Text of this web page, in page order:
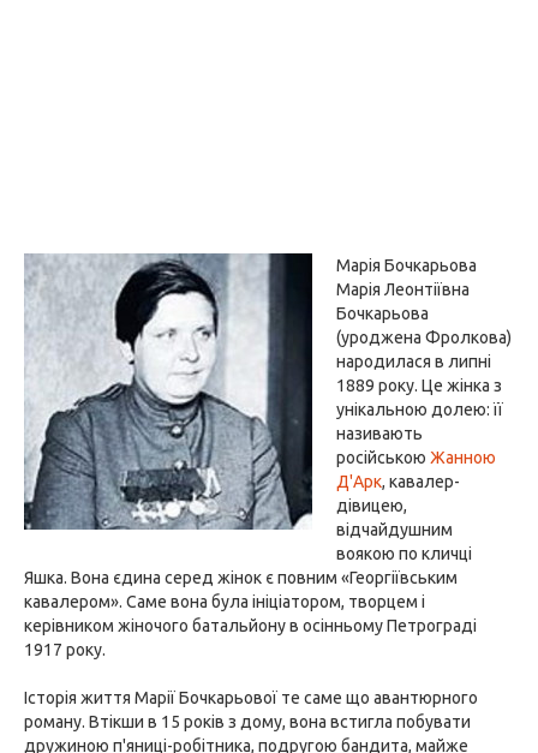
Марія Бочкарьова
Марія Леонтіївна
Бочкарьова
(уроджена Фролкова)
народилася в липні
1889 року. Це жінка з
унікальною долею: її
називають
російською Жанною
Д'Арк, кавалер-
дівицею,
відчайдушним
воякою по кличці
Яшка. Вона єдина серед жінок є повним «Георгіївським
кавалером». Саме вона була ініціатором, творцем і
керівником жіночого батальйону в осінньому Петрограді
1917 року.
Історія життя Марії Бочкарьової те саме що авантюрного
роману. Втікши в 15 років з дому, вона встигла побувати
дружиною п'яниці-робітника, подругою бандита, майже